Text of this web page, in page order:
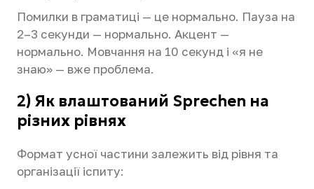
Помилки в граматиці — це нормально. Пауза на
2–3 секунди — нормально. Акцент —
нормально. Мовчання на 10 секунд і «я не
знаю» — вже проблема.
2) Як влаштований Sprechen на
різних рівнях
Формат усної частини залежить від рівня та
організації іспиту: